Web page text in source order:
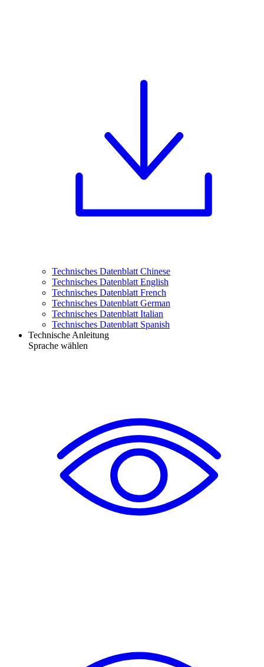
Technisches Datenblatt Chinese
Technisches Datenblatt English
Technisches Datenblatt French
Technisches Datenblatt German
Technisches Datenblatt Italian
Technisches Datenblatt Spanish
Technische Anleitung
Sprache wählen